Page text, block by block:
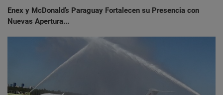
Enex y McDonald’s Paraguay Fortalecen su Presencia con
Nuevas Apertura...